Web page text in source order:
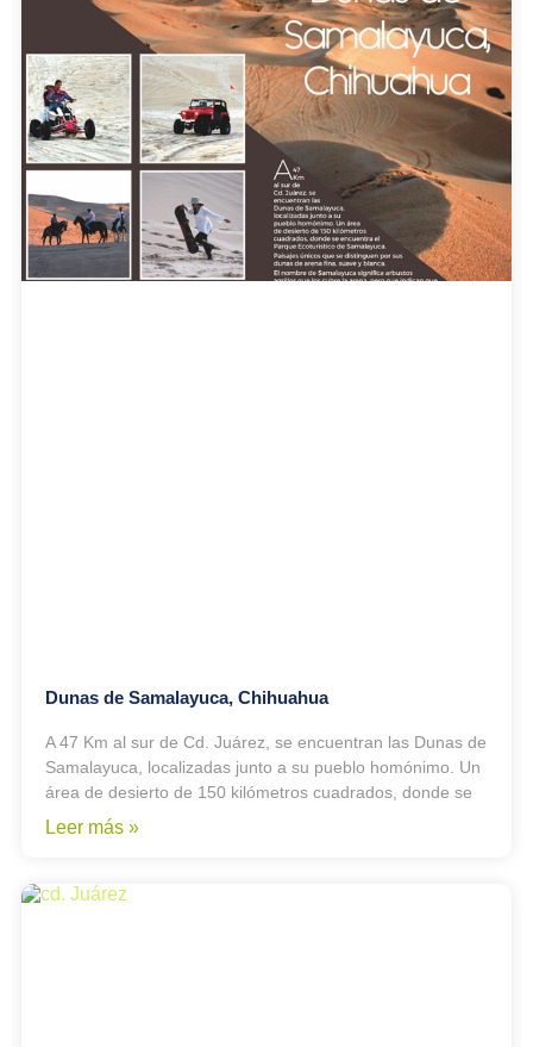
Dunas de Samalayuca, Chihuahua
A 47 Km al sur de Cd. Juárez, se encuentran las Dunas de
Samalayuca, localizadas junto a su pueblo homónimo. Un
área de desierto de 150 kilómetros cuadrados, donde se
Leer más »